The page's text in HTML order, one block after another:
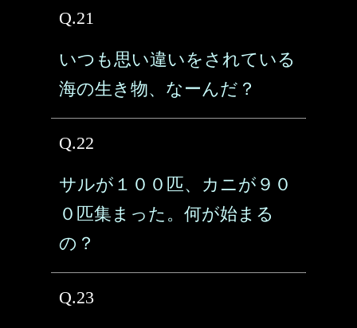
Q.21
いつも思い違いをされている
海の生き物、なーんだ？
Q.22
サルが１００匹、カニが９０
０匹集まった。何が始まる
の？
Q.23